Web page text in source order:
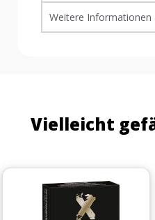
Weitere Informationen
Vielleicht